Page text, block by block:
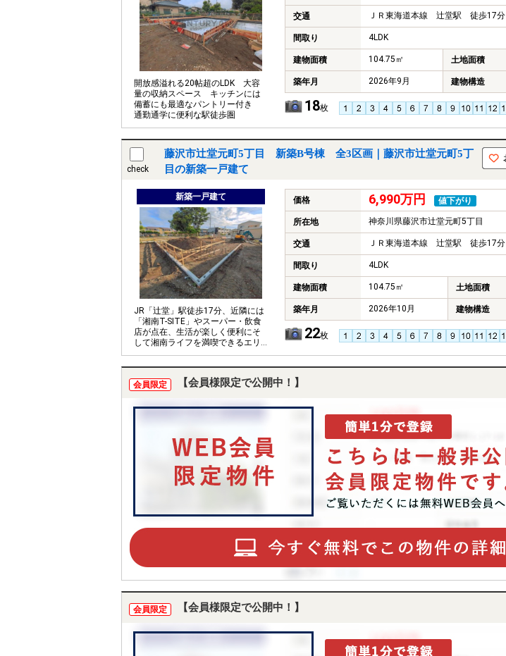
開放感溢れる20帖超のLDK 大容
量の収納スペース キッチンには
備蓄にも最適なパントリー付き
通勤通学に便利な駅徒歩圏
交通 ＪＲ東海道本線 辻堂駅 徒歩17分
間取り 4LDK
建物面積 104.75㎡ 土地面積
築年月 2026年9月 建物構造
18枚
check
藤沢市辻堂元町5丁目 新築B号棟 全3区画｜藤沢市辻堂元町5丁
目の新築一戸建て
新築一戸建て
JR「辻堂」駅徒歩17分、近隣には
「湘南T-SITE」やスーパー・飲食
店が点在、生活が楽しく便利にそ
して湘南ライフを満喫できるエリ
アです。
価格 6,990万円 値下がり
所在地 神奈川県藤沢市辻堂元町5丁目
交通 ＪＲ東海道本線 辻堂駅 徒歩17分
間取り 4LDK
建物面積 104.75㎡ 土地面積
築年月 2026年10月 建物構造
22枚
会員限定 【会員様限定で公開中！】
会員限定 【会員様限定で公開中！】